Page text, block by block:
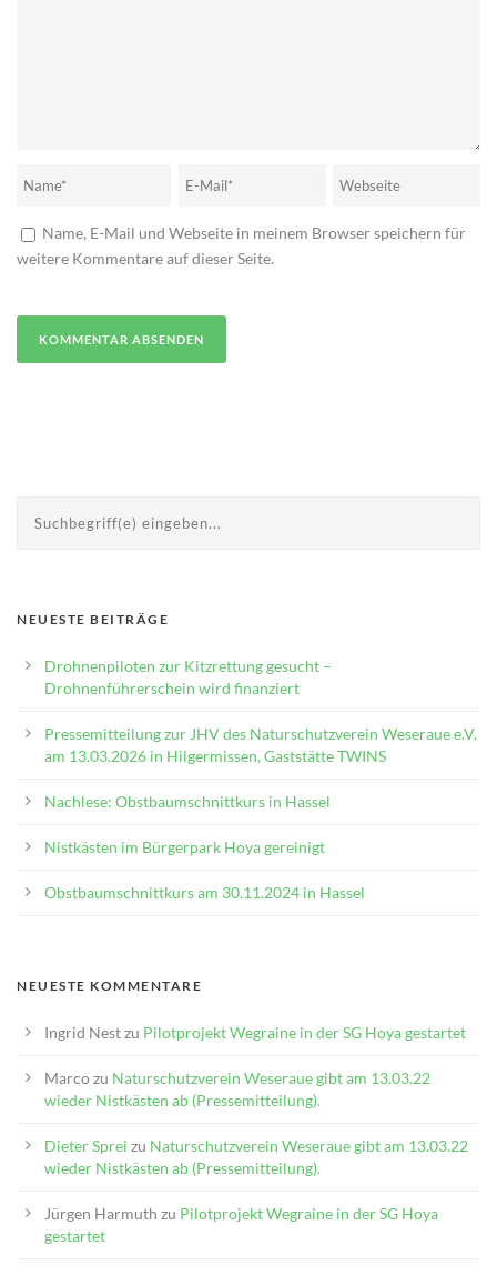
Name, E-Mail und Webseite in meinem Browser speichern für
weitere Kommentare auf dieser Seite.
NEUESTE BEITRÄGE
Drohnenpiloten zur Kitzrettung gesucht –
Drohnenführerschein wird finanziert
Pressemitteilung zur JHV des Naturschutzverein Weseraue e.V.
am 13.03.2026 in Hilgermissen, Gaststätte TWINS
Nachlese: Obstbaumschnittkurs in Hassel
Nistkästen im Bürgerpark Hoya gereinigt
Obstbaumschnittkurs am 30.11.2024 in Hassel
NEUESTE KOMMENTARE
Ingrid Nestzu Pilotprojekt Wegraine in der SG Hoya gestartet
Marcozu Naturschutzverein Weseraue gibt am 13.03.22
wieder Nistkästen ab (Pressemitteilung).
Dieter Sprei zu Naturschutzverein Weseraue gibt am 13.03.22
wieder Nistkästen ab (Pressemitteilung).
Jürgen Harmuth zu Pilotprojekt Wegraine in der SG Hoya
gestartet